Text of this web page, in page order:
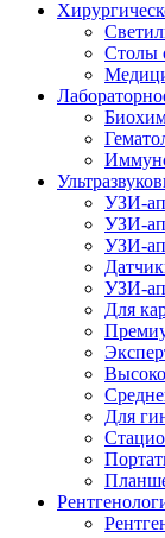
Столы
УЗИ-
УЗИ-
УЗИ-
УЗИ-
Для
Для